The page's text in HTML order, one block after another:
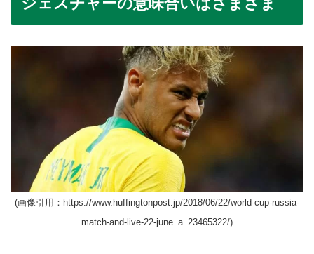
(画像引用：https://www.huffingtonpost.jp/2018/06/22/world-cup-russia-
match-and-live-22-june_a_23465322/)